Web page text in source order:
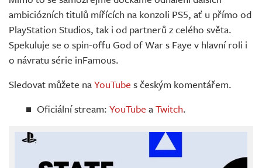
ambiciózních titulů mířících na konzoli PS5, ať u přímo od
PlayStation Studios, tak i od partnerů z celého světa.
Spekuluje se o spin-offu God of War s Faye v hlavní roli i
o návratu série inFamous.
Sledovat můžete naYouTube s českým komentářem.
Oficiální stream: YouTube aTwitch.